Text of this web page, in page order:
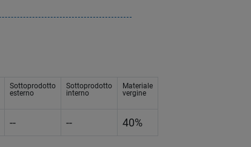
Sottoprodotto
esterno
Sottoprodotto
interno
Materiale
vergine
-- -- 40%